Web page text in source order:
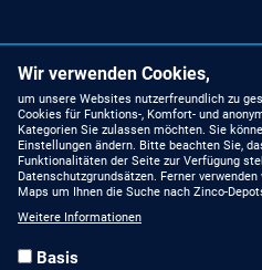
Wir verwenden Cookies,
um unsere Websites nutzerfreundlich zu
Cookies für Funktions-, Komfort- und
Kategorien Sie zulassen möchten. Sie
Einstellungen ändern. Bitte beachten Sie,
Funktionalitäten der Seite zur Verfügung
Datenschutzgrundsätzen. Ferner
Maps um Ihnen die Suche nach Zinco-
Weitere Informationen
Basis